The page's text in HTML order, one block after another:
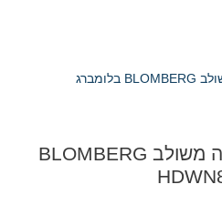
תנור בישול ואפיה משולב BLOMBERG